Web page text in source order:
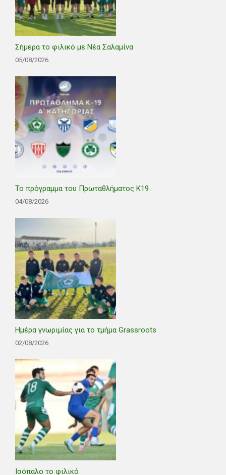
Σήμερα το φιλικό με Νέα Σαλαμίνα
05/08/2026
Το πρόγραμμα του Πρωταθλήματος Κ19
04/08/2026
Ημέρα γνωριμίας για το τμήμα Grassroots
02/08/2026
Ισόπαλο το φιλικό